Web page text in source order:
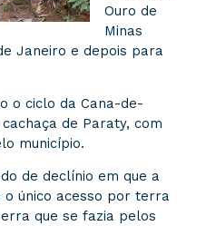
Ouro de
Minas
Janeiro e depois para
o ciclo da Cana-de-
de Paraty, com
município.
de declínio em que a
o único acesso por terra
que se fazia pelos